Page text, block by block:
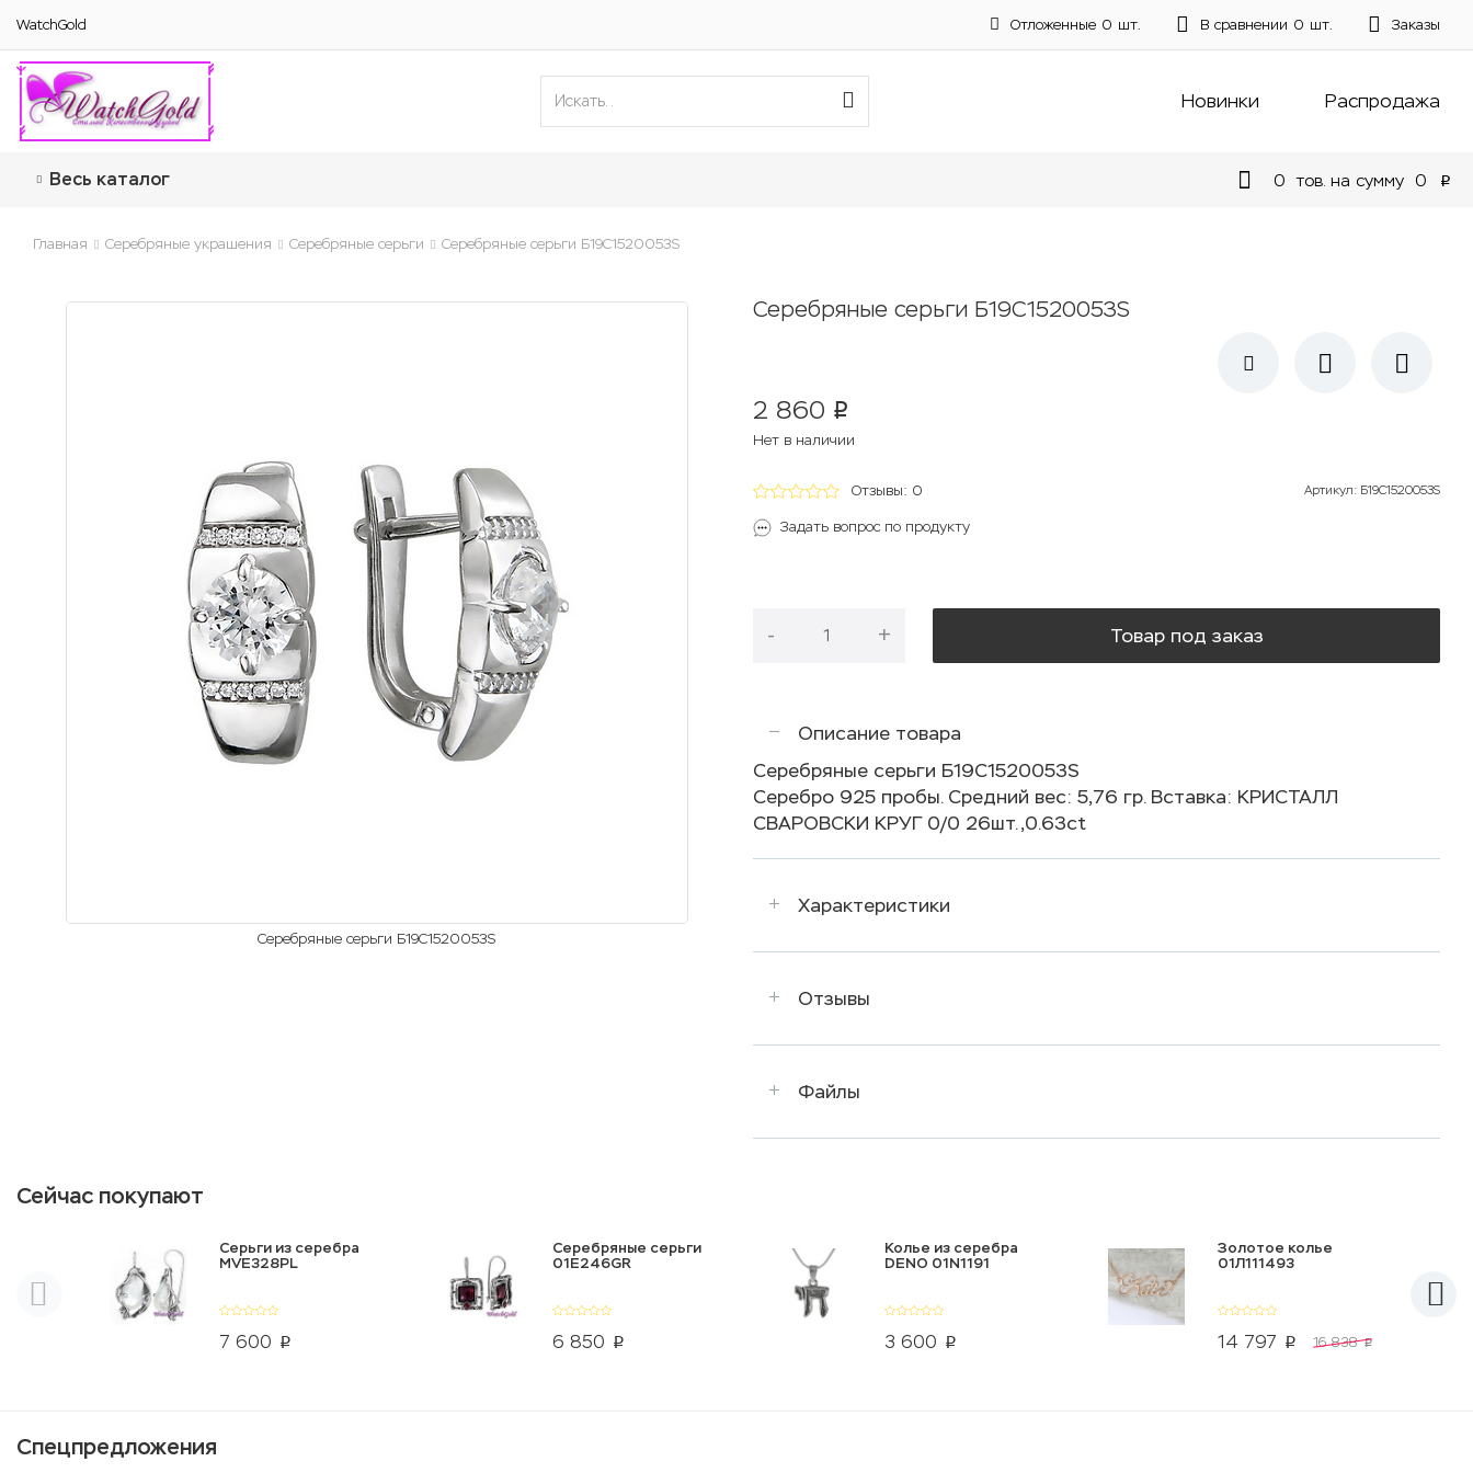
WatchGold Отложенные 0 шт. В сравнении 0 шт. Заказы
Новинки Распродажа
Весь каталог 0 тов. на сумму 0 p
Главная Серебряные украшения Серебряные серьги Серебряные серьги Б19С1520053S
Серебряные серьги Б19С1520053S
Серебряные серьги Б19С1520053S
2 860 p
Нет в наличии
Отзывы: 0 Артикул: Б19С1520053S
Задать вопрос по продукту
- + Товар под заказ
Описание товара
Серебряные серьги Б19С1520053S
Серебро 925 пробы. Средний вес: 5,76 гр. Вставка: КРИСТАЛЛ
СВАРОВСКИ КРУГ 0/0 26шт.,0.63ct
Характеристики
Отзывы
Файлы
Сейчас покупают
7 600 p
Серьги из серебра
MVE328PL
6 850 p
Серебряные серьги
01E246GR
3 600 p
Колье из серебра
DENO 01N1191
14 797 p 16 838 p
Золотое колье
01Л111493
Спецпредложения